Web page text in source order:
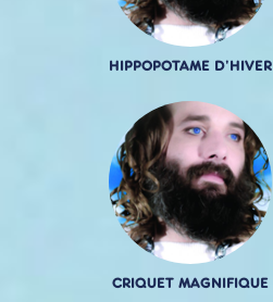
HIPPOPOTAME D'HIVER
CRIQUET MAGNIFIQUE